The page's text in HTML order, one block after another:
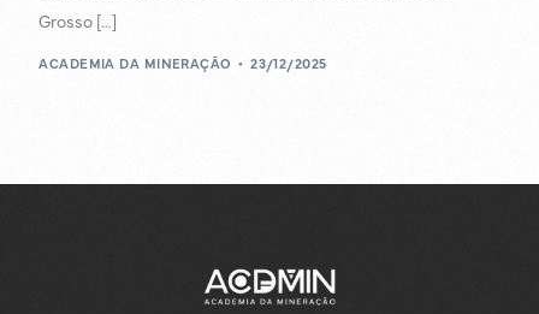
Grosso […]
ACADEMIA DA MINERAÇÃO 23/12/2025